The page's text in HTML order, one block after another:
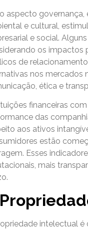
aspecto
e cultural,
e social.
os impactos
de
nos mercados
ética e
financeiras
das
aos ativos
estão
Esses
mais
intelectual é